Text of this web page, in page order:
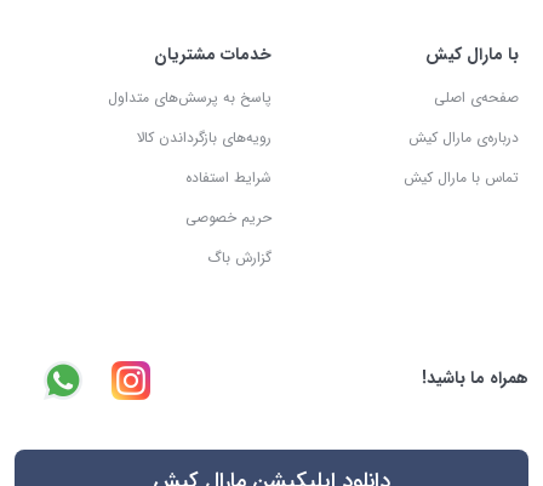
با مارال کیش
صفحه‌ی اصلی
درباره‌ی مارال کیش
تماس با مارال کیش
خدمات مشتریان
پاسخ به پرسش‌های متداول
رویه‌های بازگرداندن کالا
شرایط استفاده
حریم خصوصی
گزارش باگ
همراه ما باشید!